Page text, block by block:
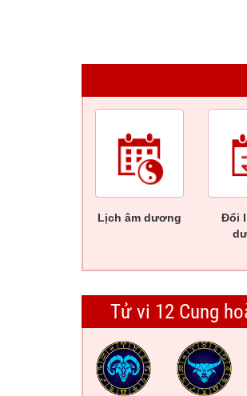
Lịch âm dương
Đổi
Tử vi 12 Cung